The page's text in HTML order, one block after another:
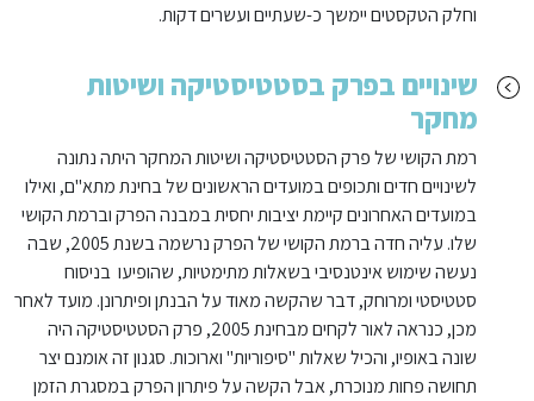
וחלק הטקסטים יימשך כ-שעתיים ועשרים דקות.
שינויים בפרק בסטטיסטיקה ושיטות
מחקר
רמת הקושי של פרק הסטטיסטיקה ושיטות המחקר היתה נתונה
לשינויים חדים ותכופים במועדים הראשונים של בחינת מתא"ם, ואילו
במועדים האחרונים קיימת יציבות יחסית במבנה הפרק וברמת הקושי
שלו. עליה חדה ברמת הקושי של הפרק נרשמה בשנת 2005, שבה
נעשה שימוש אינטנסיבי בשאלות מתימטיות, שהופיעו בניסוח
סטטיסטי ומרוחק, דבר שהקשה מאוד על הבנתן ופיתרונן. מועד לאחר
מכן, כנראה לאור לקחים מבחינת 2005, פרק הסטטיסטיקה היה
שונה באופיו, והכיל שאלות "סיפוריות" וארוכות. סגנון זה אומנם יצר
תחושה פחות מנוכרת, אבל הקשה על פיתרון הפרק במסגרת הזמן